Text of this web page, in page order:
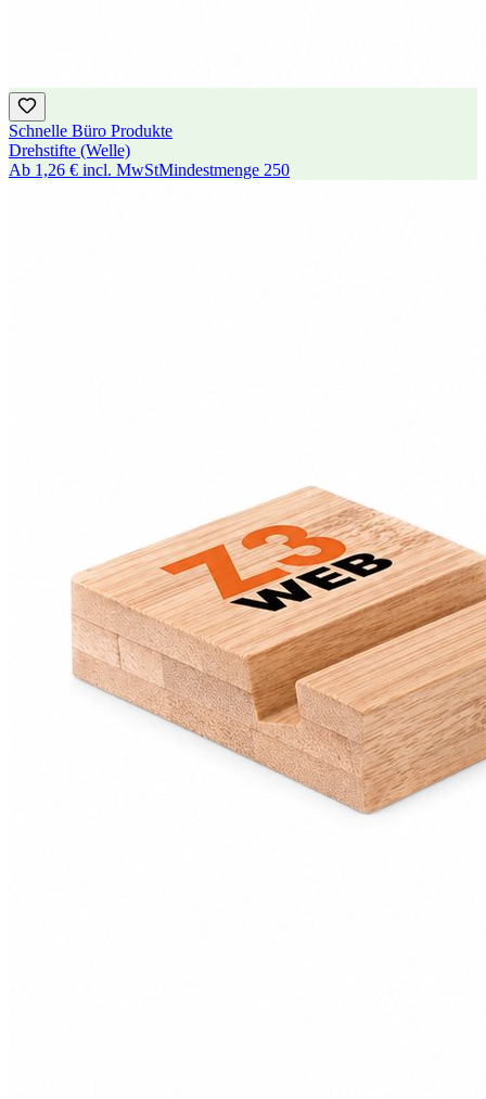
Schnelle Büro Produkte
Drehstifte (Welle)
Ab 1,26 € incl. MwStMindestmenge 250